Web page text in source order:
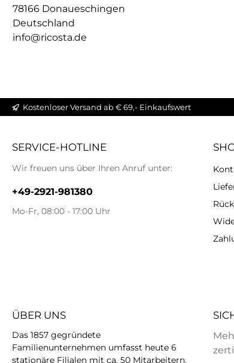
78166 Donaueschingen
Deutschland
info@ricosta.de
Kostenloser Versand ab € 69,- Einkaufswert
SERVICE-HOTLINE
Wir freuen uns über Ihren Anruf unter:
+49-2921-981380
Mo-Fr, 08:00 - 17:00 Uhr
ÜBER UNS
Das 1857 gegründete
Familienunternehmen umfasst heute 6
stationäre Filialen mit ca. 50 Mitarbeitern.